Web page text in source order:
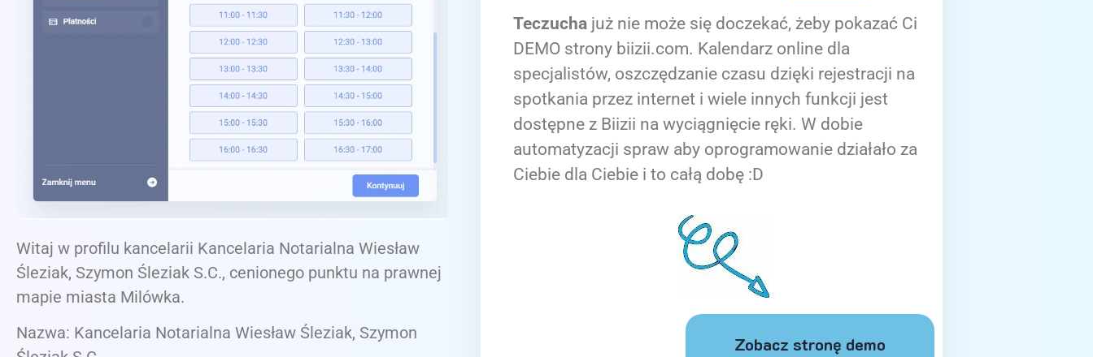
Witaj w profilu kancelarii Kancelaria Notarialna Wiesław
Śleziak, Szymon Śleziak S.C., cenionego punktu na prawnej
mapie miasta Milówka.
Nazwa: Kancelaria Notarialna Wiesław Śleziak, Szymon
Teczucha już nie może się doczekać, żeby pokazać Ci
DEMO strony biizii.com. Kalendarz online dla
specjalistów, oszczędzanie czasu dzięki rejestracji na
spotkania przez internet i wiele innych funkcji jest
dostępne z Biizii na wyciągnięcie ręki. W dobie
automatyzacji spraw aby oprogramowanie działało za
Ciebie dla Ciebie i to całą dobę :D
Zobacz stronę demo